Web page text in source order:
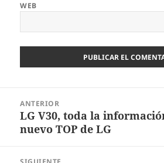
WEB
entradas
ANTERIOR
Entrada
anterior:
LG V30, toda la
nuevo TOP de LG